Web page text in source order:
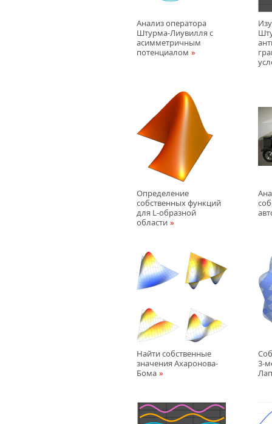
Анализ оператора
Штурма-Лиувилля с
асимметричным
потенциалом
Определение
собственных функций
для L-образной
области
Найти собственные
значения Ахаронова-
Бома
3-